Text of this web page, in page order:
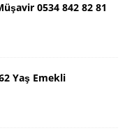
0534 842 82 81
Yaş Emekli